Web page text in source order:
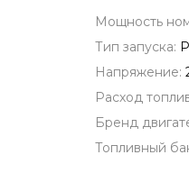
Мощность
Тип запуска:
Напряжение:
Расход
Бренд
Топливный